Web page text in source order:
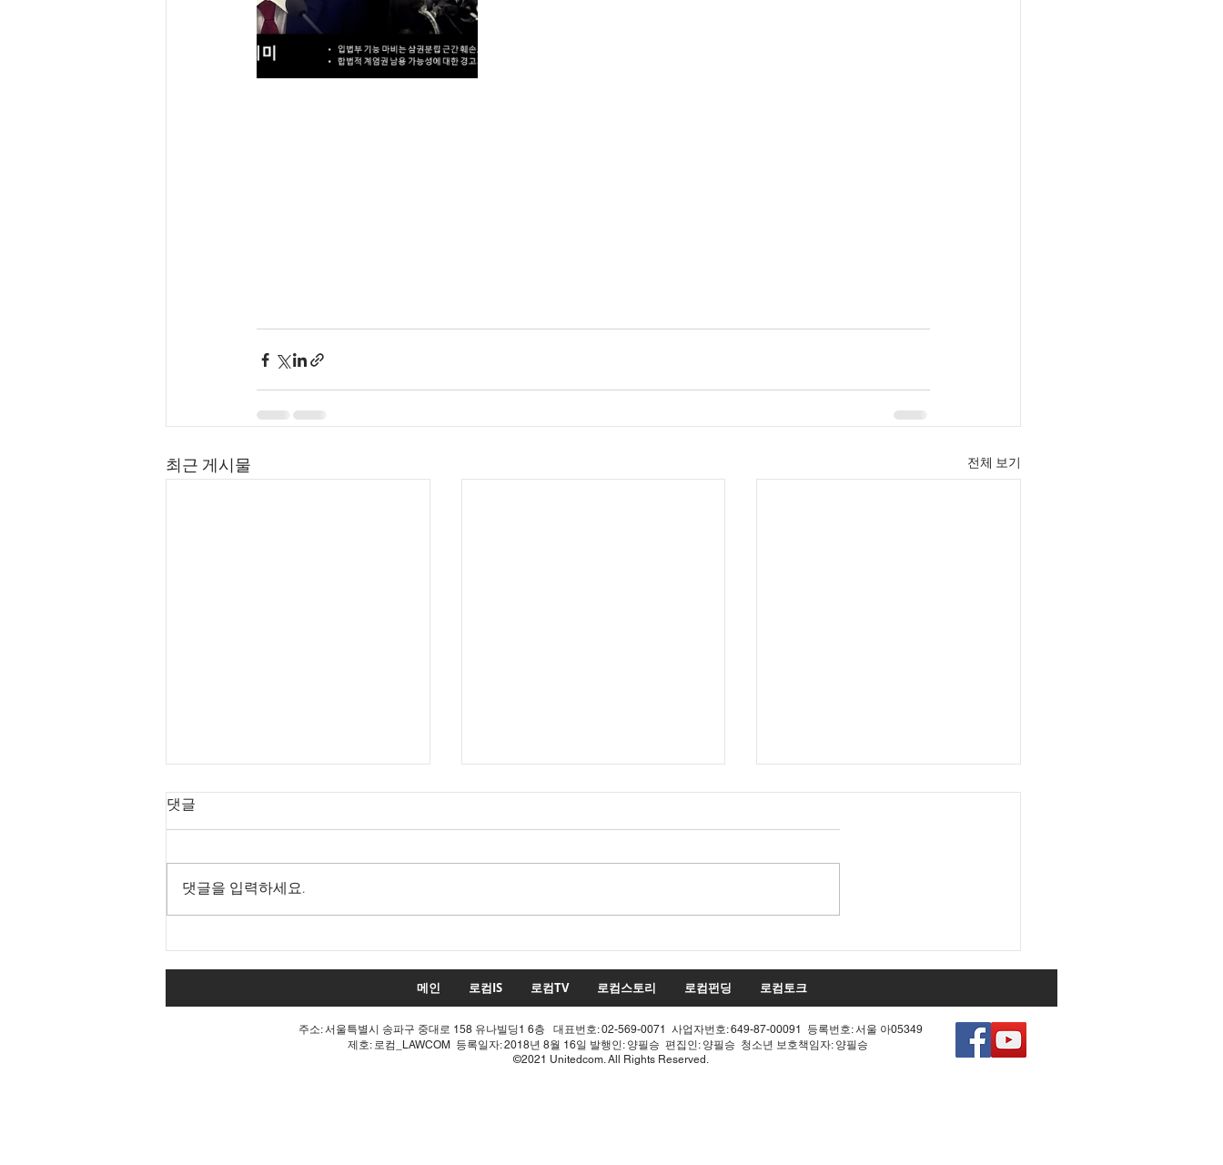
최근 게시물 전체 보기
깨진 개헌의 꿈
개헌', 의장 실언 한 방에 완전
침몰!
'제10차 헌법 개정'의 비참한
몰락.
댓글
댓글을 입력하세요.
메인 로컴IS 로컴TV 로컴스토리 로컴펀딩 로컴토크
주소: 서울특별시 송파구 중대로 158 유나빌딩1 6층 대표번호: 02-569-0071 사업자번호: 649-87-00091 등록번호: 서울 아05349
제호: 로컴_LAWCOM 등록일자: 2018년 8월 16일 발행인: 양필승 편집인: 양필승 청소년 보호책임자: 양필승
©2021 Unitedcom. All Rights Reserved.